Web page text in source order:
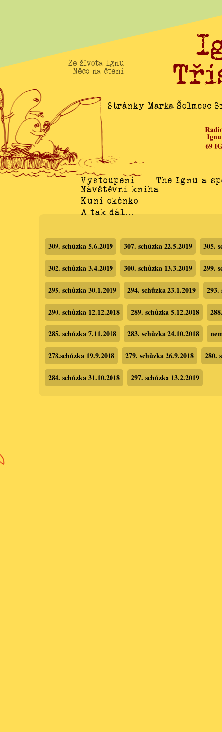
Ze života Ignu
Něco na čtení
Stránky Marka
Vystoupení
The Ignu a
Návštěvní kniha
Kuní okénko
A tak dál…
309. schůzka 5.6.2019 307. schůzka 22.5.2019 305.
302. schůzka 3.4.2019 300. schůzka 13.3.2019 299.
295. schůzka 30.1.2019 294. schůzka 23.1.2019 293.
290. schůzka 12.12.2018 289. schůzka 5.12.2018
285. schůzka 7.11.2018 283. schůzka 24.10.2018
278.schůzka 19.9.2018 279. schůzka 26.9.2018 280.
284. schůzka 31.10.2018 297. schůzka 13.2.2019